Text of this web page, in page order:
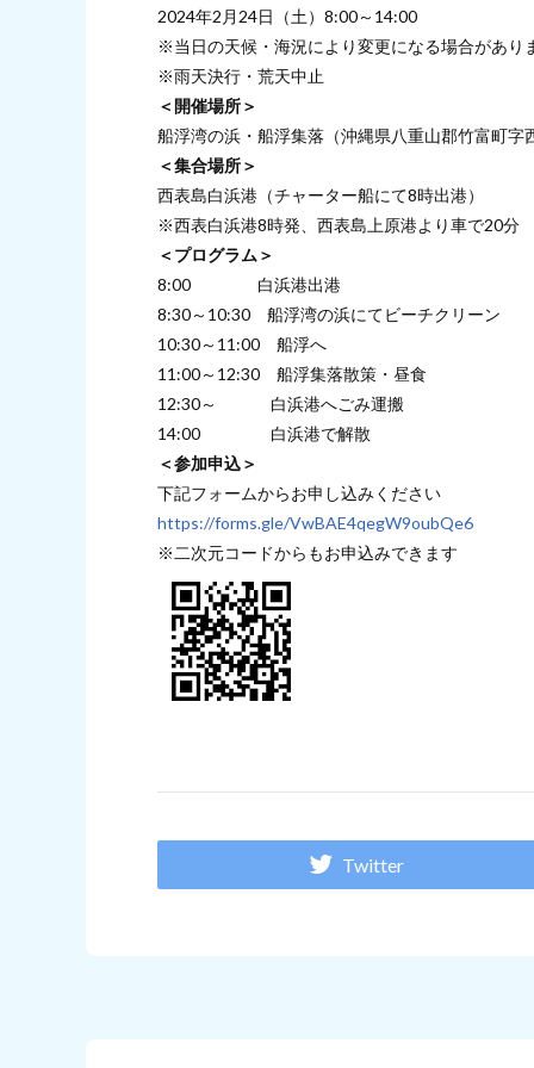
2024年2月24日（土）8:00～14:00
※当日の天候・海況により変更になる場合があり
※雨天決行・荒天中止
＜開催場所＞
船浮湾の浜・船浮集落（沖縄県八重山郡竹富町字
＜集合場所＞
西表島白浜港（チャーター船にて8時出港）
※西表白浜港8時発、西表島上原港より車で20分
＜プログラム＞
8:00 白浜港出港
8:30～10:30 船浮湾の浜にてビーチクリーン
10:30～11:00 船浮へ
11:00～12:30 船浮集落散策・昼食
12:30～ 白浜港へごみ運搬
14:00 白浜港で解散
＜参加申込＞
下記フォームからお申し込みください
https://forms.gle/VwBAE4qegW9oubQe6
※二次元コードからもお申込みできます
Twitter